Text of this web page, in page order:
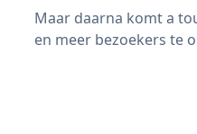
Maar daarna komt a
en meer bezoekers te